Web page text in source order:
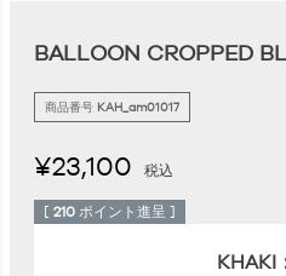
BALLOON CROPPED
商品番号 KAH_am01017
¥23,100 税込
[ 210 ポイント進呈 ]
KHAKI